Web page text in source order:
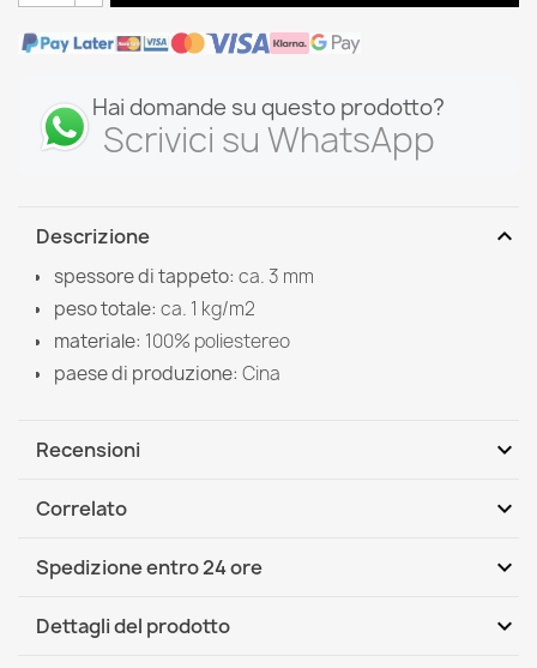
Hai domande su questo prodotto?
Scrivici su WhatsApp
Descrizione expand_more
spessore di tappeto: ca. 3 mm
peso totale: ca. 1 kg/m2
materiale: 100% poliestereo
paese di produzione: Cina
Recensioni expand_more
Correlato expand_more
Spedizione entro 24 ore expand_more
DHL / GLS International
Dettagli del prodotto expand_more